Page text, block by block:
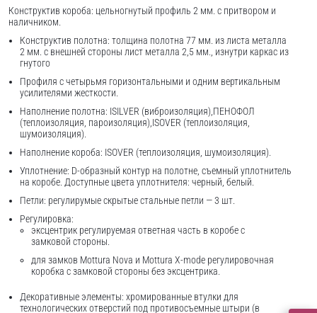
Конструктив короба: цельногнутый профиль 2 мм. с притвором и
наличником.
Конструктив полотна: толщина полотна 77 мм. из листа металла
2 мм. с внешней стороны лист металла 2,5 мм., изнутри каркас из
гнутого
Профиля с четырьмя горизонтальными и одним вертикальным
усилителями жесткости.
Наполнение полотна: ISILVER (виброизоляция),ПЕНОФОЛ
(теплоизоляция, пароизоляция),ISOVER (теплоизоляция,
шумоизоляция).
Наполнение короба: ISOVER (теплоизоляция, шумоизоляция).
Уплотнение: D-образный контур на полотне, съемный уплотнитель
на коробе. Доступные цвета уплотнителя: черный, белый.
Петли: регулирумые скрытые стальные петли — 3 шт.
Регулировка:
эксцентрик регулируемая ответная часть в коробе с
замковой стороны.
для замков Mottura Nova и Mottura X-mode регулировочная
коробка с замковой стороны без эксцентрика.
Декоративные элементы: хромированные втулки для
технологических отверстий под противосъемные штыри (в